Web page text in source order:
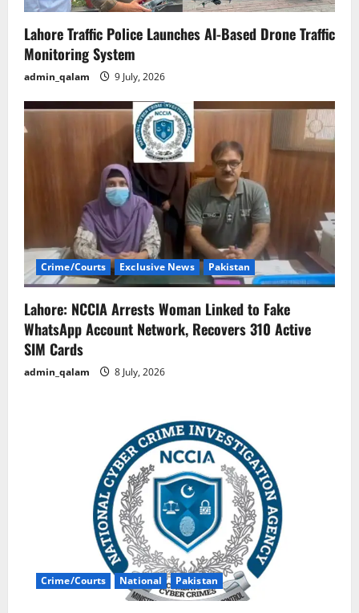
Lahore Traffic Police Launches AI-Based Drone Traffic
Monitoring System
admin_qalam 9 July, 2026
Crime/Courts Exclusive News Pakistan
Lahore: NCCIA Arrests Woman Linked to Fake
WhatsApp Account Network, Recovers 310 Active
SIM Cards
admin_qalam 8 July, 2026
Crime/Courts National Pakistan